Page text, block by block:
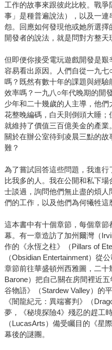
工作的故事來跟彼此比較。戰
事」是種普遍說法），以及一
怨。回應如何發現他或她所選
開發者的說法，就是問對方整天
但即便你接受電玩遊戲開發是
容易看出原因。人們自從一九
嗎？既然有數十年的課題與經
效率嗎？一九八○年代晚期的開
少年和二十幾歲的人主導，他
花整晚編碼，白天則倒頭大睡
就維持了價值三百億美金的產
關於在辦公室待到凌晨三點的
難？
為了嘗試回答這些問題，我進
比我多的人。我在公開和私下
士談過，詢問他們無止盡的煩
們的工作，以及他們為何犧牲這
這本書中有十個章節，每個章
幕。有一章造訪了加州爾灣（
作的《永恆之柱》（Pillars of
（Obsidian Entertainment）從
章節前往華盛頓州西雅圖，二
Barone）把自己關在房間裡近
谷物語》（Stardew Valley）的
《闇龍紀元：異端審判》（
夢，《秘境探險4》殘忍的趕工
（LucasArts）備受矚目的《星
幕後的謎團。